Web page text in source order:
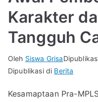
Karakter
Tangguh
Oleh Siswa Grisa
Dipublikasi di Berita
Kesamaptaan Pra-